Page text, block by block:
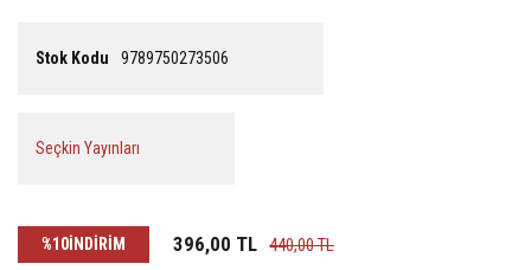
Stok Kodu 9789750273506
Seçkin Yayınları
%10İNDİRİM 396,00 TL 440,00 TL